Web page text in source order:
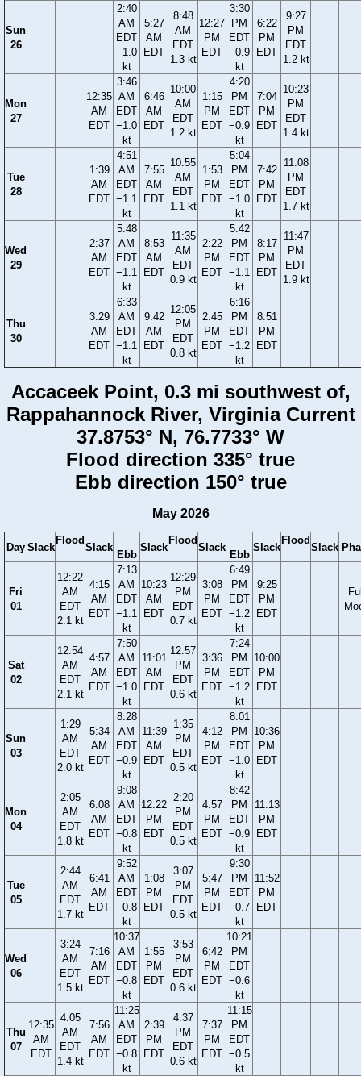
Sun
26
2:40
AM
EDT
−1.0
kt
5:27
AM
EDT
8:48
AM
EDT
1.3 kt
12:27
PM
EDT
3:30
PM
EDT
−0.9
kt
6:22
PM
EDT
9:27
PM
EDT
1.2 kt
Mon
27
12:35
AM
EDT
3:46
AM
EDT
−1.0
kt
6:46
AM
EDT
10:00
AM
EDT
1.2 kt
1:15
PM
EDT
4:20
PM
EDT
−0.9
kt
7:04
PM
EDT
10:23
PM
EDT
1.4 kt
Tue
28
1:39
AM
EDT
4:51
AM
EDT
−1.1
kt
7:55
AM
EDT
10:55
AM
EDT
1.1 kt
1:53
PM
EDT
5:04
PM
EDT
−1.0
kt
7:42
PM
EDT
11:08
PM
EDT
1.7 kt
Wed
29
2:37
AM
EDT
5:48
AM
EDT
−1.1
kt
8:53
AM
EDT
11:35
AM
EDT
0.9 kt
2:22
PM
EDT
5:42
PM
EDT
−1.1
kt
8:17
PM
EDT
11:47
PM
EDT
1.9 kt
Thu
30
3:29
AM
EDT
6:33
AM
EDT
−1.1
kt
9:42
AM
EDT
12:05
PM
EDT
0.8 kt
2:45
PM
EDT
6:16
PM
EDT
−1.2
kt
8:51
PM
EDT
Accaceek Point, 0.3 mi southwest of,
Rappahannock River, Virginia Current
37.8753° N, 76.7733° W
Flood direction 335° true
Ebb direction 150° true
May 2026
Day Slack
Flood
Slack
Ebb
Slack
Flood
Slack
Ebb
Slack
Flood
Slack
Fri
01
12:22
AM
EDT
2.1 kt
4:15
AM
EDT
7:13
AM
EDT
−1.1
kt
10:23
AM
EDT
12:29
PM
EDT
0.7 kt
3:08
PM
EDT
6:49
PM
EDT
−1.2
kt
9:25
PM
EDT
Sat
02
12:54
AM
EDT
2.1 kt
4:57
AM
EDT
7:50
AM
EDT
−1.0
kt
11:01
AM
EDT
12:57
PM
EDT
0.6 kt
3:36
PM
EDT
7:24
PM
EDT
−1.2
kt
10:00
PM
EDT
Sun
03
1:29
AM
EDT
2.0 kt
5:34
AM
EDT
8:28
AM
EDT
−0.9
kt
11:39
AM
EDT
1:35
PM
EDT
0.5 kt
4:12
PM
EDT
8:01
PM
EDT
−1.0
kt
10:36
PM
EDT
Mon
04
2:05
AM
EDT
1.8 kt
6:08
AM
EDT
9:08
AM
EDT
−0.8
kt
12:22
PM
EDT
2:20
PM
EDT
0.5 kt
4:57
PM
EDT
8:42
PM
EDT
−0.9
kt
11:13
PM
EDT
Tue
05
2:44
AM
EDT
1.7 kt
6:41
AM
EDT
9:52
AM
EDT
−0.8
kt
1:08
PM
EDT
3:07
PM
EDT
0.5 kt
5:47
PM
EDT
9:30
PM
EDT
−0.7
kt
11:52
PM
EDT
Wed
06
3:24
AM
EDT
1.5 kt
7:16
AM
EDT
10:37
AM
EDT
−0.8
kt
1:55
PM
EDT
3:53
PM
EDT
0.6 kt
6:42
PM
EDT
10:21
PM
EDT
−0.6
kt
Thu
07
12:35
AM
EDT
4:05
AM
EDT
1.4 kt
7:56
AM
EDT
11:25
AM
EDT
−0.8
kt
2:39
PM
EDT
4:37
PM
EDT
0.6 kt
7:37
PM
EDT
11:15
PM
EDT
−0.5
kt